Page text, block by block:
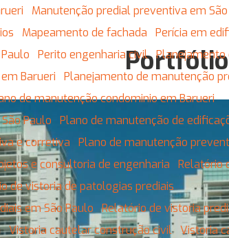
Manutenção predial preventiva em
Mapeamento de fachada Perícia em
Perito engenharia civil
Barueri
Planejamento de manutenção
de manutenção condominio em Barueri
Paulo
Plano de manutenção de
e corretiva
Plano de manutenção
e consultoria de engenharia
de vistoria de patologias prediais
em São Paulo
Relatório de vistoria
Vistoria cautelar construção civil
Vistoria
Portfólio